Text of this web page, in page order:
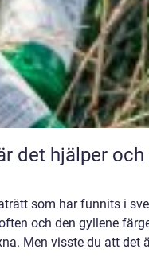
som har funnits i
och den gyllene
Men visste du att det